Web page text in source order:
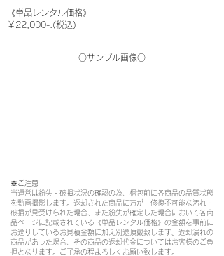
《単品レンタル価格》
￥22,000-.(税込)
○サンプル画像○
※ご注意​
当運営は紛失・破損状況の確認の為、梱包前に各商品の品質状態
を動画撮影します。返却された商品に万が一修復不可能な汚れ・
破損が見受けられた場合、また紛失が確定した場合において各商
品ページに記載されている《単品レンタル価格》の金額を事前に
お送りしているお見積金額に加え別途頂戴致します。返却漏れの
商品があった場合、その商品の返却代金についてはお客様のご負
担となります。ご了承の程よろしくお願い致します。